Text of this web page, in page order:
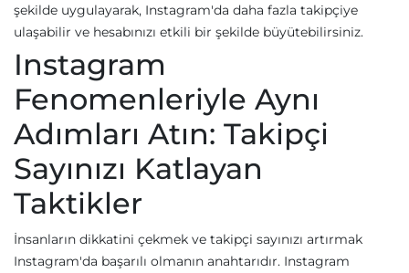
şekilde uygulayarak, Instagram'da daha fazla takipçiye
ulaşabilir ve hesabınızı etkili bir şekilde büyütebilirsiniz.
Instagram
Fenomenleriyle Aynı
Adımları Atın: Takipçi
Sayınızı Katlayan
Taktikler
İnsanların dikkatini çekmek ve takipçi sayınızı artırmak
Instagram'da başarılı olmanın anahtarıdır. Instagram